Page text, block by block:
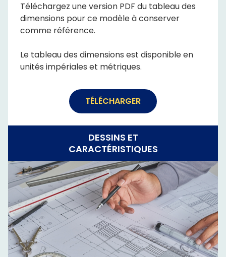
Téléchargez une version PDF du tableau des
dimensions pour ce modèle à conserver
comme référence.
Le tableau des dimensions est disponible en
unités impériales et métriques.
TÉLÉCHARGER
DESSINS ET
CARACTÉRISTIQUES